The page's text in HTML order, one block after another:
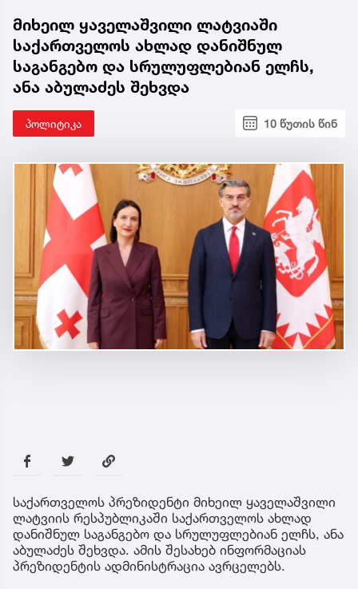
მიხეილ ყაველაშვილი ლატვიაში
საქართველოს ახლად დანიშნულ
საგანგებო და სრულუფლებიან ელჩს,
ანა აბულაძეს შეხვდა
პოლიტიკა 10 წუთის წინ
საქართველოს პრეზიდენტი მიხეილ ყაველაშვილი
ლატვიის რესპუბლიკაში საქართველოს ახლად
დანიშნულ საგანგებო და სრულუფლებიან ელჩს, ანა
აბულაძეს შეხვდა. ამის შესახებ ინფორმაციას
პრეზიდენტის ადმინისტრაცია ავრცელებს.